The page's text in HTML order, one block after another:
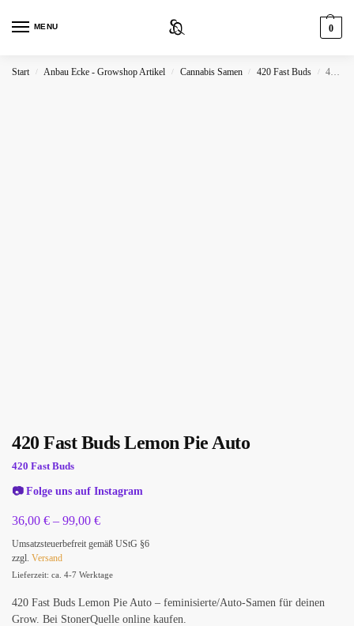
MENU 0
Start / Anbau Ecke - Growshop Artikel / Cannabis Samen / 420 Fast Buds / 420 Fast Buds Lemon Pie Auto
420 Fast Buds Lemon Pie Auto
420 Fast Buds
📷Folge uns auf Instagram
36,00 € – 99,00 €
Umsatzsteuerbefreit gemäß UStG §6
zzgl. Versand
Lieferzeit: ca. 4-7 Werktage
420 Fast Buds Lemon Pie Auto – feminisierte/Auto-Samen für deinen
Grow. Bei StonerQuelle online kaufen.